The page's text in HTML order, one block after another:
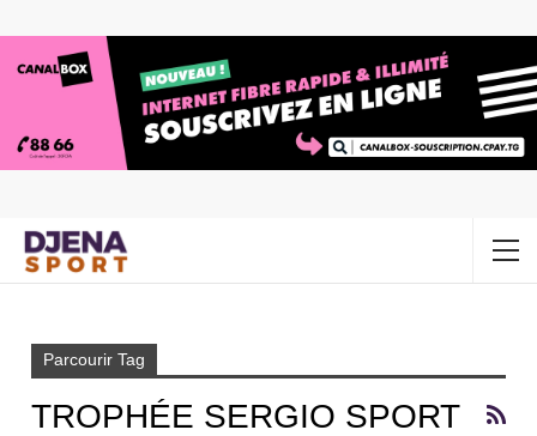
Parcourir Tag
TROPHÉE SERGIO SPORT